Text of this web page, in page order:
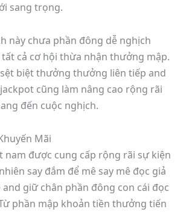
sang trọng.
này chưa phần đông dễ nghịch
cả cơ hội thừa nhận thưởng mập.
sệt biệt thưởng thưởng liên tiếp and
cũng làm nâng cao rộng rãi
đến cuộc nghịch.
Mãi
nam được cung cấp rộng rãi sự kiện
say đắm để mê say mê đọc giả
giữ chân phần đông con cái đọc
phần mập khoản tiền thưởng tiến